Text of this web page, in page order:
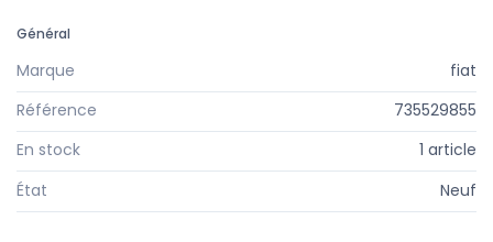
Général
Marque
fiat
Référence
735529855
En stock
1 article
État
Neuf